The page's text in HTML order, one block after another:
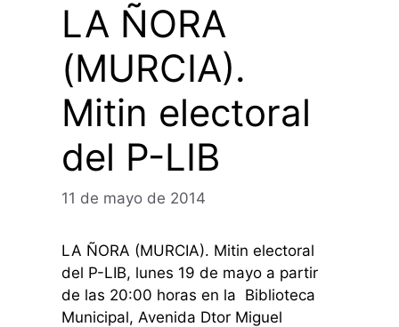
LA ÑORA
(MURCIA).
Mitin electoral
del P-LIB
11 de mayo de 2014
LA ÑORA (MURCIA). Mitin electoral
del P-LIB, lunes 19 de mayo a partir
de las 20:00 horas en la Biblioteca
Municipal, Avenida Dtor Miguel